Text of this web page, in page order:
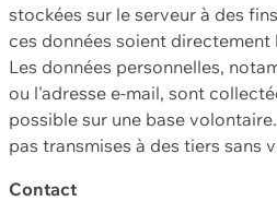
stockées sur le serveur à des
ces données soient directement
Les données personnelles,
ou l'adresse e-mail, sont
possible sur une base
pas transmises à des tiers sans
Contact